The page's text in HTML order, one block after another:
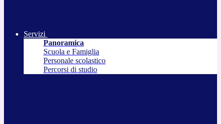
Servizi
Panoramica
Scuola e Famiglia
Personale scolastico
Percorsi di studio